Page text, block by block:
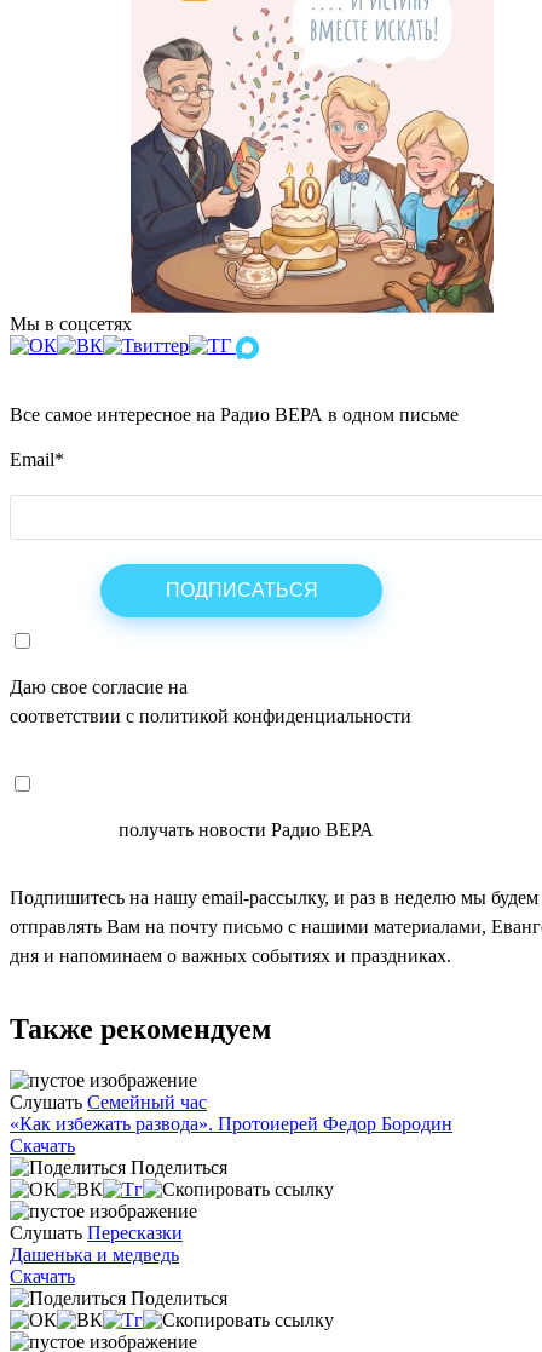
Мы в соцсетях
Все самое интересное на Радио ВЕРА в одном письме
Email*
Даю свое согласие на
соответствии с политикой конфиденциальности
получать новости Радио ВЕРА
Подпишитесь на нашу email-рассылку, и раз в неделю мы будем
отправлять Вам на почту письмо с нашими материалами,
дня и напоминаем о важных событиях и праздниках.
Также рекомендуем
Слушать Семейный час
«Как избежать развода». Протоиерей Федор Бородин
Скачать
Поделиться
Слушать Пересказки
Дашенька и медведь
Скачать
Поделиться